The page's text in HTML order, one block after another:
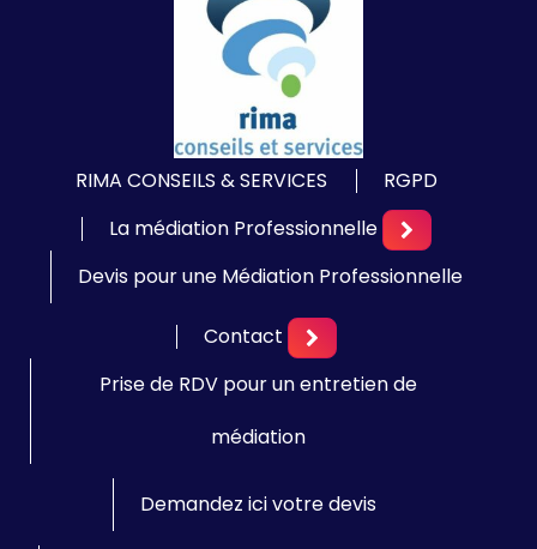
RIMA CONSEILS & SERVICES
RGPD
La médiation Professionnelle
Devis pour une Médiation Professionnelle
Contact
Prise de RDV pour un entretien de
médiation
Demandez ici votre devis